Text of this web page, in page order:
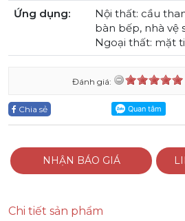
Ứng dụng:
Nội thất: cầu
bàn bếp, nhà vệ
Ngoại thất: mặt
Đánh giá:
Chia sẻ
NHẬN BÁO GIÁ
Chi tiết sản phẩm